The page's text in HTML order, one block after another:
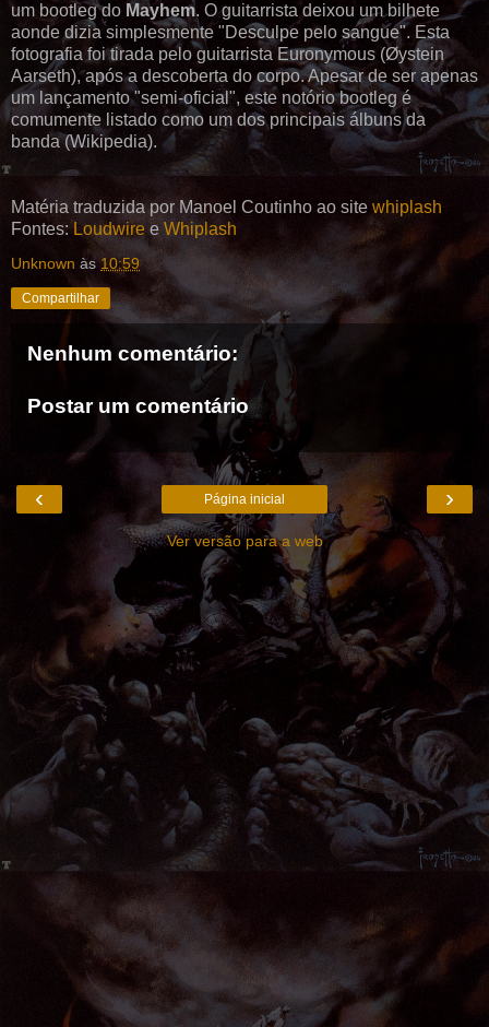
um bootleg do Mayhem. O guitarrista deixou um bilhete
aonde dizia simplesmente "Desculpe pelo sangue". Esta
fotografia foi tirada pelo guitarrista Euronymous (Øystein
Aarseth), após a descoberta do corpo. Apesar de ser apenas
um lançamento "semi-oficial", este notório bootleg é
comumente listado como um dos principais álbuns da
banda (Wikipedia).
Matéria traduzida por Manoel Coutinho ao site whiplash
Fontes:Loudwire e Whiplash
Unknown às 10:59
Compartilhar
Nenhum comentário:
Postar um comentário
‹ ›
Página inicial
Ver versão para a web